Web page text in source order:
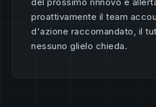
proattivamente il team
d'azione raccomandato, il
nessuno glielo chieda.